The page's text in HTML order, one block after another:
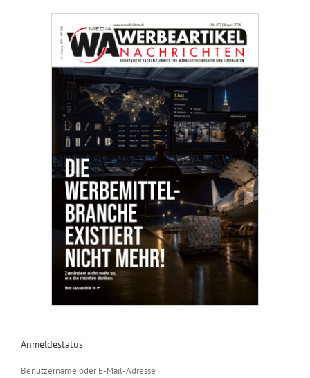
Anmeldestatus
Benutzername oder E-Mail-Adresse